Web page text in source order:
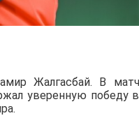
Жалгасбай. В
уверенную победу